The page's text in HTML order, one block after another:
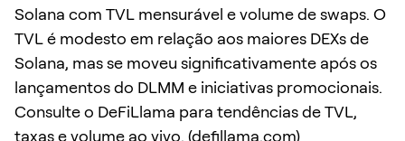
Solana com TVL mensurável e volume de swaps. O
TVL é modesto em relação aos maiores DEXs de
Solana, mas se moveu significativamente após os
lançamentos do DLMM e iniciativas promocionais.
Consulte o DeFiLlama para tendências de TVL,
taxas e volume ao vivo. (defillama.com)